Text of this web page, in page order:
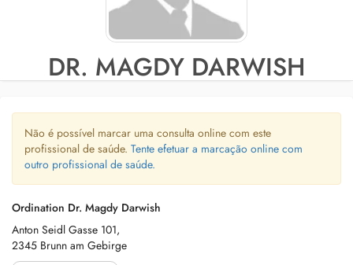
DR. MAGDY DARWISH
Não é possível marcar uma consulta online com este
profissional de saúde. Tente efetuar a marcação online com
outro profissional de saúde.
Ordination Dr. Magdy Darwish
Anton Seidl Gasse 101,
2345 Brunn am Gebirge